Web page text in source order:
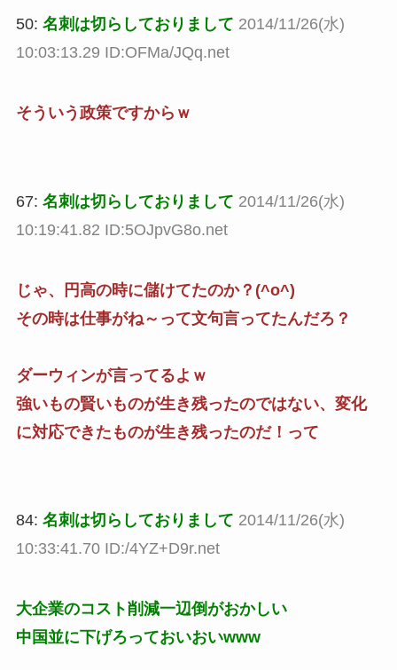
50: 名刺は切らしておりまして 2014/11/26(水)
10:03:13.29 ID:OFMa/JQq.net
そういう政策ですからｗ
67: 名刺は切らしておりまして 2014/11/26(水)
10:19:41.82 ID:5OJpvG8o.net
じゃ、円高の時に儲けてたのか？(^o^)
その時は仕事がね～って文句言ってたんだろ？
ダーウィンが言ってるよｗ
強いもの賢いものが生き残ったのではない、変化
に対応できたものが生き残ったのだ！って
84: 名刺は切らしておりまして 2014/11/26(水)
10:33:41.70 ID:/4YZ+D9r.net
大企業のコスト削減一辺倒がおかしい
中国並に下げろっておいおいwww